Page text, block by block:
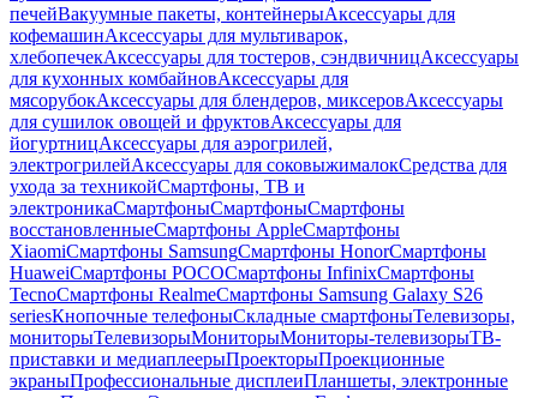
печейВакуумные пакеты, контейнерыАксессуары для
кофемашинАксессуары для мультиварок,
хлебопечекАксессуары для тостеров, сэндвичницАксессуары
для кухонных комбайновАксессуары для
мясорубокАксессуары для блендеров, миксеровАксессуары
для сушилок овощей и фруктовАксессуары для
йогуртницАксессуары для аэрогрилей,
электрогрилейАксессуары для соковыжималокСредства для
ухода за техникойСмартфоны, ТВ и
электроникаСмартфоныСмартфоныСмартфоны
восстановленныеСмартфоны AppleСмартфоны
XiaomiСмартфоны SamsungСмартфоны HonorСмартфоны
HuaweiСмартфоны POCOСмартфоны InfinixСмартфоны
TecnoСмартфоны RealmeСмартфоны Samsung Galaxy S26
seriesКнопочные телефоныСкладные смартфоныТелевизоры,
мониторыТелевизорыМониторыМониторы-телевизорыТВ-
приставки и медиаплеерыПроекторыПроекционные
экраныПрофессиональные дисплеиПланшеты, электронные